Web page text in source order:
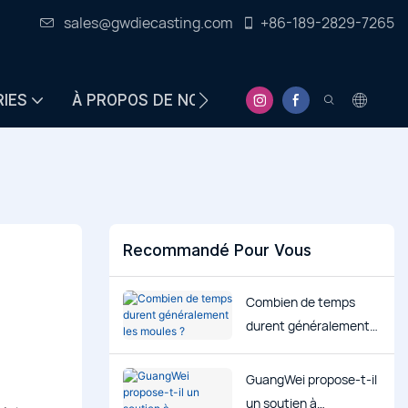
sales@gwdiecasting.com +86-189-2829-7265
À PROPOS DE NOUS CENTRE
Recommandé Pour Vous
Combien de temps
durent généralement
les moules ?
GuangWei propose-t-il
un soutien à